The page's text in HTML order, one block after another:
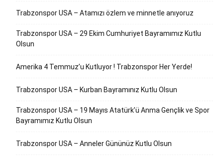
Trabzonspor USA – Atamızı özlem ve minnetle anıyoruz
Trabzonspor USA – 29 Ekim Cumhuriyet Bayramımız Kutlu
Olsun
Amerika 4 Temmuz’u Kutluyor ! Trabzonspor Her Yerde!
Trabzonspor USA – Kurban Bayramınız Kutlu Olsun
Trabzonspor USA – 19 Mayıs Atatürk’ü Anma Gençlik ve Spor
Bayramımız Kutlu Olsun
Trabzonspor USA – Anneler Gününüz Kutlu Olsun